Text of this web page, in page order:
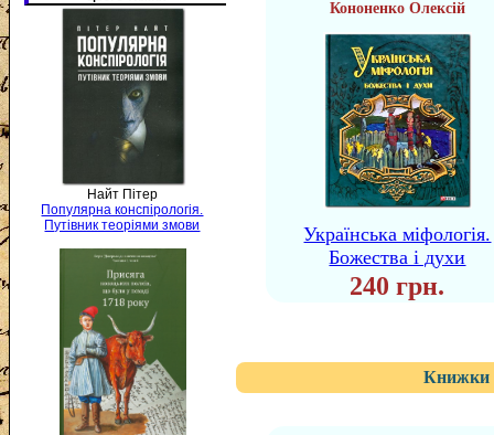
Найт Пітер
Популярна конспірологія.
Путівник теоріями змови
Кононенко Олексій
Українська міфологія.
Божества і духи
240 грн.
Книжки